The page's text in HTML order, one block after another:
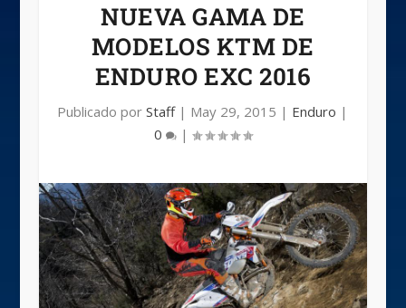
NUEVA GAMA DE
MODELOS KTM DE
ENDURO EXC 2016
Publicado porStaff| May 29, 2015 | Enduro |
0
|